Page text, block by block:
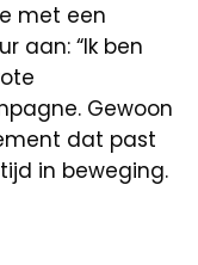
met een
aan: “Ik ben
Gewoon
dat past
in beweging.